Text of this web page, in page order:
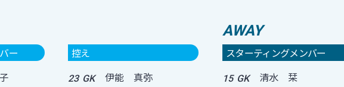
ー 控え
23 GK 伊能 真弥
AWAY
スターティングメンバー
15 GK 清水 栞